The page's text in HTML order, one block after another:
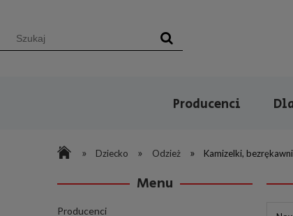
Producenci
» Dziecko » Odzież » Kamizelki,
Menu
Producenci